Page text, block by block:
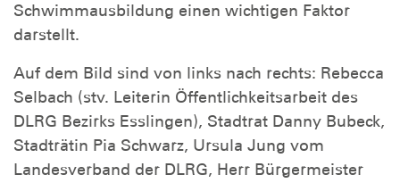
Schwimmausbildung einen wichtigen Faktor
darstellt.
Auf dem Bild sind von links nach rechts: Rebecca
Selbach (stv. Leiterin Öffentlichkeitsarbeit des
DLRG Bezirks Esslingen), Stadtrat Danny Bubeck,
Stadträtin Pia Schwarz, Ursula Jung vom
Landesverband der DLRG, Herr Bürgermeister